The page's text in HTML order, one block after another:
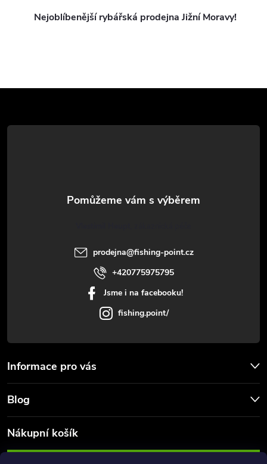
v
Nejoblíbenější rybářská prodejna Jižní Moravy!
á
prodejna@fishing-point.cz
+420775975795
Jsme i na facebooku!
fishing.point/
Informace pro vás
Blog
Nákupní košík